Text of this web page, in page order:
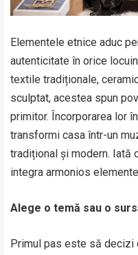
Elementele etnice aduc
autenticitate în orice
textile tradiționale,
sculptat, acestea spun
primitor. Încorporarea lor
transformi casa într-un
tradițional și modern. Iată
integra armonios
Alege o temă sau o
Primul pas este să decizi